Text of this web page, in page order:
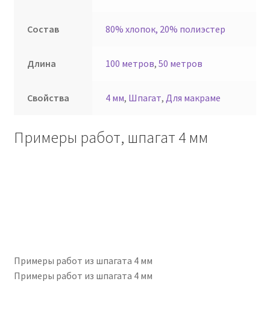
Состав 80% хлопок, 20% полиэстер
Длина 100 метров,50 метров
Свойства 4 мм, Шпагат, Для макраме
Примеры работ, шпагат 4 мм
Примеры работ из шпагата 4 мм
Примеры работ из шпагата 4 мм